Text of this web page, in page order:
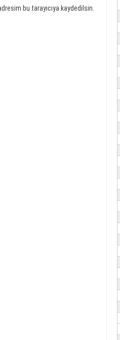
bu tarayıcıya kaydedilsin.